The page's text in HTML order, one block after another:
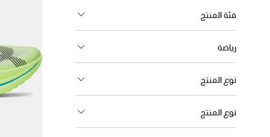
فئة المنتج
رياضة
نوع المنتج
نوع المنتج